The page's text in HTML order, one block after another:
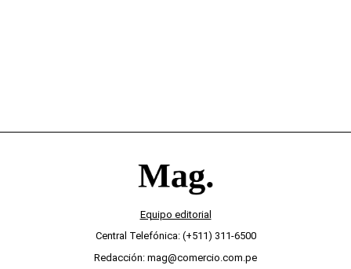
Equipo editorial
Central Telefónica: (+511) 311-6500
Redacción: mag@comercio.com.pe